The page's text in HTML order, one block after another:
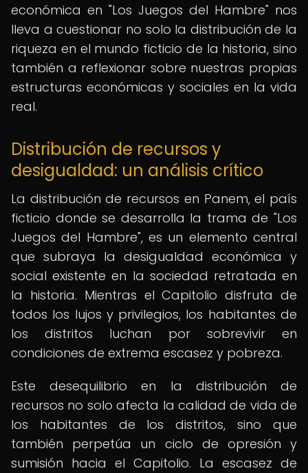
económica en "Los Juegos del Hambre" nos
lleva a cuestionar no solo la distribución de la
riqueza en el mundo ficticio de la historia, sino
también a reflexionar sobre nuestras propias
estructuras económicas y sociales en la vida
real.
Distribución de recursos y
desigualdad: un análisis crítico
La distribución de recursos en Panem, el país
ficticio donde se desarrolla la trama de "Los
Juegos del Hambre", es un elemento central
que subraya la desigualdad económica y
social existente en la sociedad retratada en
la historia. Mientras el Capitolio disfruta de
todos los lujos y privilegios, los habitantes de
los distritos luchan por sobrevivir en
condiciones de extrema escasez y pobreza.
Este desequilibrio en la distribución de
recursos no solo afecta la calidad de vida de
los habitantes de los distritos, sino que
también perpetúa un ciclo de opresión y
sumisión hacia el Capitolio. La escasez de